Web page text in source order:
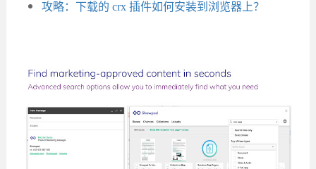
攻略：下载的 crx 插件如何安装到浏览器上？